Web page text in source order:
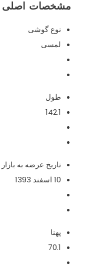
مشخصات اصلی
نوع گوشی
لمسی
طول
142.1
تاریخ عرضه به بازار
10 اسفند 1393
پهنا
70.1